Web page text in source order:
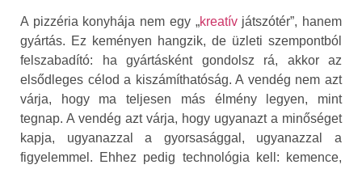
A pizzéria konyhája nem egy „kreatívjátszótér”, hanem
gyártás. Ez keményen hangzik, de üzleti szempontból
felszabadító: ha gyártásként gondolsz rá, akkor az
elsődleges célod a kiszámíthatóság. A vendég nem azt
várja, hogy ma teljesen más élmény legyen, mint
tegnap. A vendég azt várja, hogy ugyanazt a minőséget
kapja, ugyanazzal a gyorsasággal, ugyanazzal a
figyelemmel. Ehhez pedig technológia kell: kemence,